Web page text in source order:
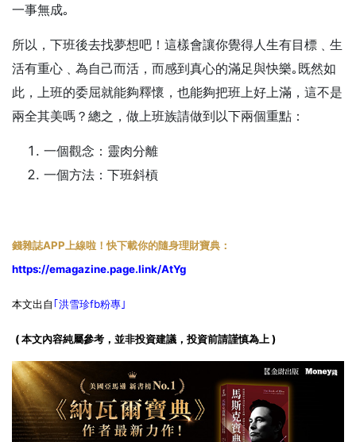
一事無成｡
所以，下班後去找夢想吧！這樣會讓你覺得人生有目標﹑生
活有重心﹑為自己而活，而感到真心的滿足與快樂｡既然如
此，上班的委屈就能夠釋懷，也能夠把班上好上滿，這不是
兩全其美嗎？ 總之，做上班族請做到以下兩個重點：
一個觀念：靈肉分離
一個方法：下班斜槓
錢雜誌APP上線啦！快下載你的隨身理財寶典：
https://emagazine.page.link/AtYg
本文出自｢洪雪珍fb粉專｣
( 本文內容純屬參考，並非投資建議，投資前請謹慎為上 )